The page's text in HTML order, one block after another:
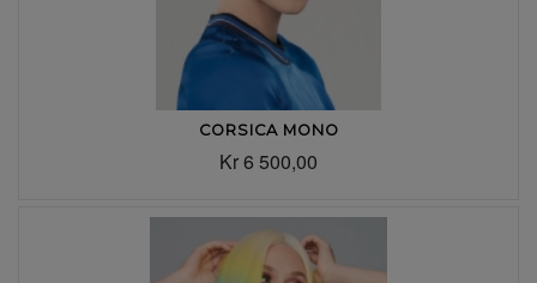
CORSICA MONO
Kr 6 500,00